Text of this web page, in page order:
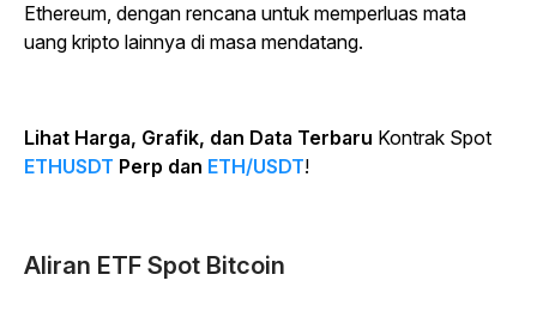
Ethereum, dengan rencana untuk memperluas mata
uang kripto lainnya di masa mendatang.
Lihat Harga, Grafik, dan Data Terbaru Kontrak Spot
ETHUSDT Perp dan ETH/USDT!
Aliran ETF Spot Bitcoin